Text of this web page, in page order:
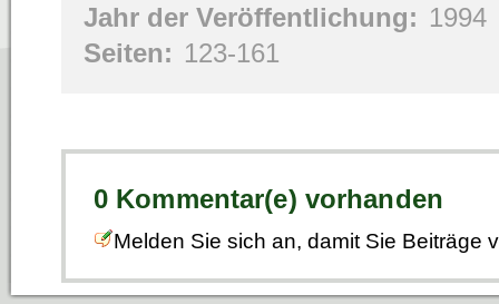
Jahr der Veröffentlichung: 1994
Seiten: 123-161
0 Kommentar(e) vorhanden
Melden Sie sich an, damit Sie Beiträge